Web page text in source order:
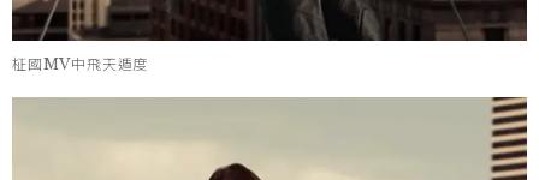
柾國MV中飛天遁度